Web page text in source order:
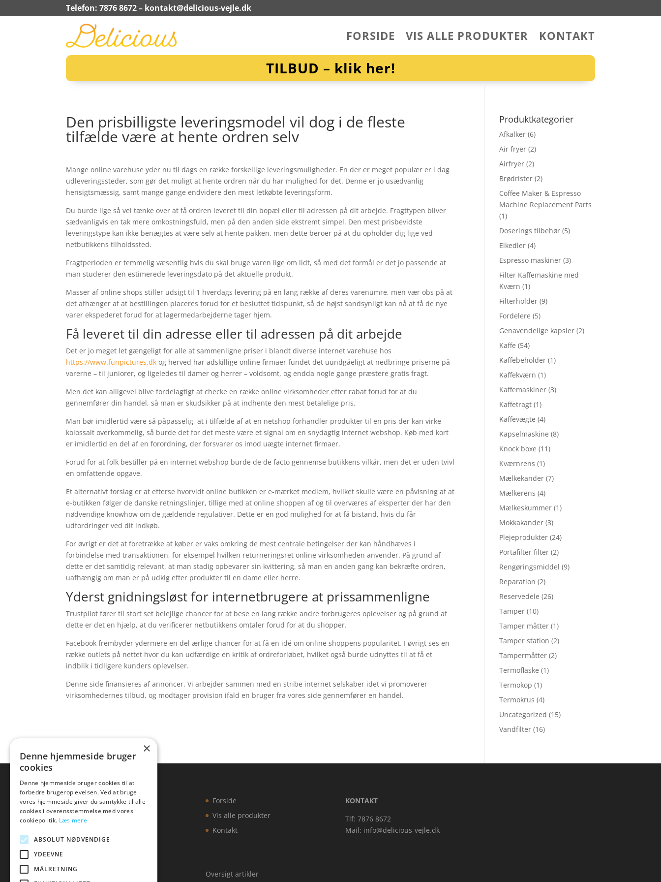
Telefon: 7876 8672 – kontakt@delicious-vejle.dk
FORSIDE VIS ALLE PRODUKTER KONTAKT
TILBUD – klik her!
Den prisbilligste leveringsmodel vil dog i de fleste
tilfælde være at hente ordren selv
Mange online varehuse yder nu til dags en række forskellige leveringsmuligheder. En der er meget populær er i dag
udleveringssteder, som gør det muligt at hente ordren når du har mulighed for det. Denne er jo usædvanlig
hensigtsmæssig, samt mange gange endvidere den mest letkøbte leveringsform.
Du burde lige så vel tænke over at få ordren leveret til din bopæl eller til adressen på dit arbejde. Fragttypen bliver
sædvanligvis en tak mere omkostningsfuld, men på den anden side ekstremt simpel. Den mest prisbevidste
leveringstype kan ikke benægtes at være selv at hente pakken, men dette beroer på at du opholder dig lige ved
netbutikkens tilholdssted.
Fragtperioden er temmelig væsentlig hvis du skal bruge varen lige om lidt, så med det formål er det jo passende at
man studerer den estimerede leveringsdato på det aktuelle produkt.
Masser af online shops stiller udsigt til 1 hverdags levering på en lang række af deres varenumre, men vær obs på at
det afhænger af at bestillingen placeres forud for et besluttet tidspunkt, så de højst sandsynligt kan nå at få de nye
varer ekspederet forud for at lagermedarbejderne tager hjem.
Få leveret til din adresse eller til adressen på dit arbejde
Det er jo meget let gængeligt for alle at sammenligne priser i blandt diverse internet varehuse hos
https://www.funpictures.dk og herved har adskillige online firmaer fundet det uundgåeligt at nedbringe priserne på
varerne – til juniorer, og ligeledes til damer og herrer – voldsomt, og endda nogle gange præstere gratis fragt.
Men det kan alligevel blive fordelagtigt at checke en række online virksomheder efter rabat forud for at du
gennemfører din handel, så man er skudsikker på at indhente den mest betalelige pris.
Man bør imidlertid være så påpasselig, at i tilfælde af at en netshop forhandler produkter til en pris der kan virke
kolossalt overkommelig, så burde det for det meste være et signal om en snydagtig internet webshop. Køb med kort
er imidlertid en del af en forordning, der forsvarer os imod uægte internet firmaer.
Forud for at folk bestiller på en internet webshop burde de de facto gennemse butikkens vilkår, men det er uden tvivl
en omfattende opgave.
Et alternativt forslag er at efterse hvorvidt online butikken er e-mærket medlem, hvilket skulle være en påvisning af at
e-butikken følger de danske retningslinjer, tillige med at online shoppen af og til overværes af eksperter der har den
nødvendige knowhow om de gældende regulativer. Dette er en god mulighed for at få bistand, hvis du får
udfordringer ved dit indkøb.
For øvrigt er det at foretrække at køber er vaks omkring de mest centrale betingelser der kan håndhæves i
forbindelse med transaktionen, for eksempel hvilken returneringsret online virksomheden anvender. På grund af
dette er det samtidig relevant, at man stadig opbevarer sin kvittering, så man en anden gang kan bekræfte ordren,
uafhængig om man er på udkig efter produkter til en dame eller herre.
Yderst gnidningsløst for internetbrugere at prissammenligne
Trustpilot fører til stort set belejlige chancer for at bese en lang række andre forbrugeres oplevelser og på grund af
dette er det en hjælp, at du verificerer netbutikkens omtaler forud for at du shopper.
Facebook frembyder ydermere en del ærlige chancer for at få en idé om online shoppens popularitet. I øvrigt ses en
række outlets på nettet hvor du kan udfærdige en kritik af ordreforløbet, hvilket også burde udnyttes til at få et
indblik i tidligere kunders oplevelser.
Denne side finansieres af annoncer. Vi arbejder sammen med en stribe internet selskaber idet vi promoverer
virksomhedernes tilbud, og modtager provision ifald en bruger fra vores side gennemfører en handel.
Produktkategorier
Afkalker (6)
Air fryer (2)
Airfryer (2)
Brødrister (2)
Coffee Maker & Espresso
Machine Replacement Parts
(1)
Doserings tilbehør (5)
Elkedler (4)
Espresso maskiner (3)
Filter Kaffemaskine med
Kværn (1)
Filterholder (9)
Fordelere (5)
Genavendelige kapsler (2)
Kaffe (54)
Kaffebeholder (1)
Kaffekværn (1)
Kaffemaskiner (3)
Kaffetragt (1)
Kaffevægte (4)
Kapselmaskine (8)
Knock boxe (11)
Kværnrens (1)
Mælkekander (7)
Mælkerens (4)
Mælkeskummer (1)
Mokkakander (3)
Plejeprodukter (24)
Portafilter filter (2)
Rengøringsmiddel (9)
Reparation (2)
Reservedele (26)
Tamper (10)
Tamper måtter (1)
Tamper station (2)
Tampermåtter (2)
Termoflaske (1)
Termokop (1)
Termokrus (4)
Uncategorized (15)
Vandfilter (16)
Forside
Vis alle produkter
Kontakt
Oversigt artikler
KONTAKT
Tlf: 7876 8672
Mail: info@delicious-vejle.dk
×
Denne hjemmeside bruger
cookies
Denne hjemmeside bruger cookies til at
forbedre brugeroplevelsen. Ved at bruge
vores hjemmeside giver du samtykke til alle
cookies i overensstemmelse med vores
cookiepolitik. Læs mere
ABSOLUT NØDVENDIGE
YDEEVNE
MÅLRETNING